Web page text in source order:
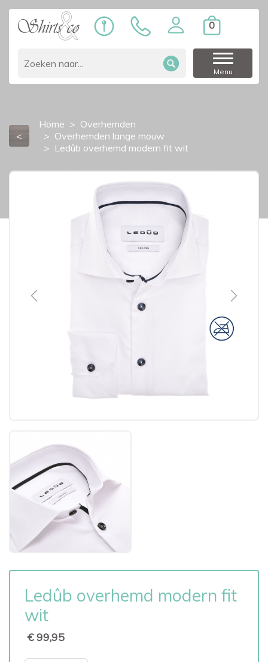
0
Menu
<
Home
Overhemden
Overhemden lange mouw
Ledûb overhemd modern fit wit
Previous Next
Ledûb overhemd modern fit
wit
€ 99,95